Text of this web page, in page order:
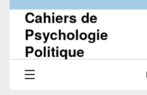
Cahiers de
Psychologie
Politique